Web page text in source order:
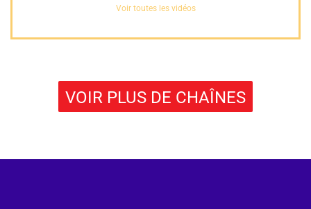
Voir toutes les vidéos
VOIR PLUS DE CHAÎNES